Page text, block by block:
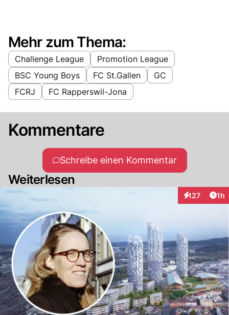
Mehr zum Thema:
Challenge League
Promotion League
BSC Young Boys
FC St.Gallen
GC
FCRJ
FC Rapperswil-Jona
Kommentare
Schreibe einen Kommentar
Weiterlesen
127
Interaktionen
1h